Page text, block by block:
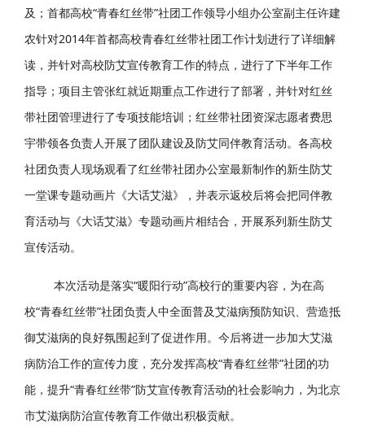
及；首都高校“青春红丝带”社团工作领导小组办公室副主任许建
农针对2014年首都高校青春红丝带社团工作计划进行了详细解
读，并针对高校防艾宣传教育工作的特点，进行了下半年工作
指导；项目主管张红就近期重点工作进行了部署，并针对红丝
带社团管理进行了专项技能培训；红丝带社团资深志愿者费思
宇带领各负责人开展了团队建设及防艾同伴教育活动。各高校
社团负责人现场观看了红丝带社团办公室最新制作的新生防艾
一堂课专题动画片《大话艾滋》，并表示返校后将会把同伴教
育活动与《大话艾滋》专题动画片相结合，开展系列新生防艾
宣传活动。
本次活动是落实“暖阳行动”高校行的重要内容，为在高
校“青春红丝带”社团负责人中全面普及艾滋病预防知识、营造抵
御艾滋病的良好氛围起到了促进作用。今后将进一步加大艾滋
病防治工作的宣传力度，充分发挥高校“青春红丝带”社团的功
能，提升“青春红丝带”防艾宣传教育活动的社会影响力，为北京
市艾滋病防治宣传教育工作做出积极贡献。